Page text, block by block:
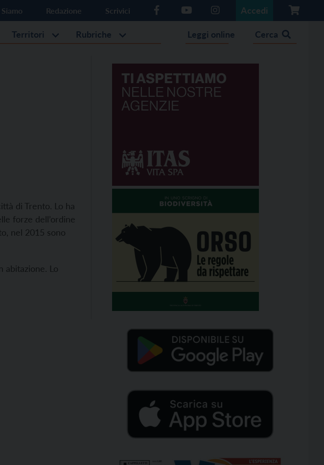
Redazione Scrivici Accedi
Territori Rubriche Leggi online Cerca
di Trento. Lo ha
forze dell’ordine
nel 2015 sono
abitazione. Lo